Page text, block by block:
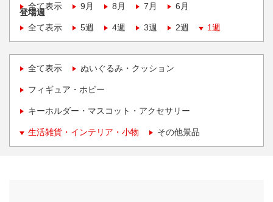
全て表示
9月 8月 7月 6月
登場週
全て表示
5週 4週 3週 2週 1週
全て表示 ぬいぐるみ・クッション
フィギュア・ホビー
キーホルダー・マスコット・アクセサリー
生活雑貨・インテリア・小物 その他景品